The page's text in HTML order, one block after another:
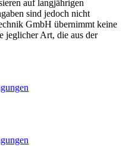
auf langjährigen
sind jedoch nicht
GmbH übernimmt keine
jeglicher Art, die aus der